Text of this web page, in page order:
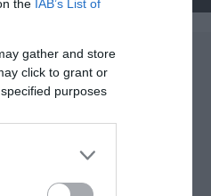
the IAB’s List of
gather and store
click to grant or
purposes